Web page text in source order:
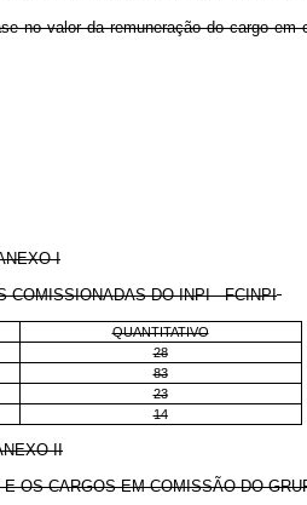
valor da remuneração do cargo em
I
COMISSIONADAS DO INPI - FCINPI
QUANTITATIVO
28
83
23
14
II
OS CARGOS EM COMISSÃO DO